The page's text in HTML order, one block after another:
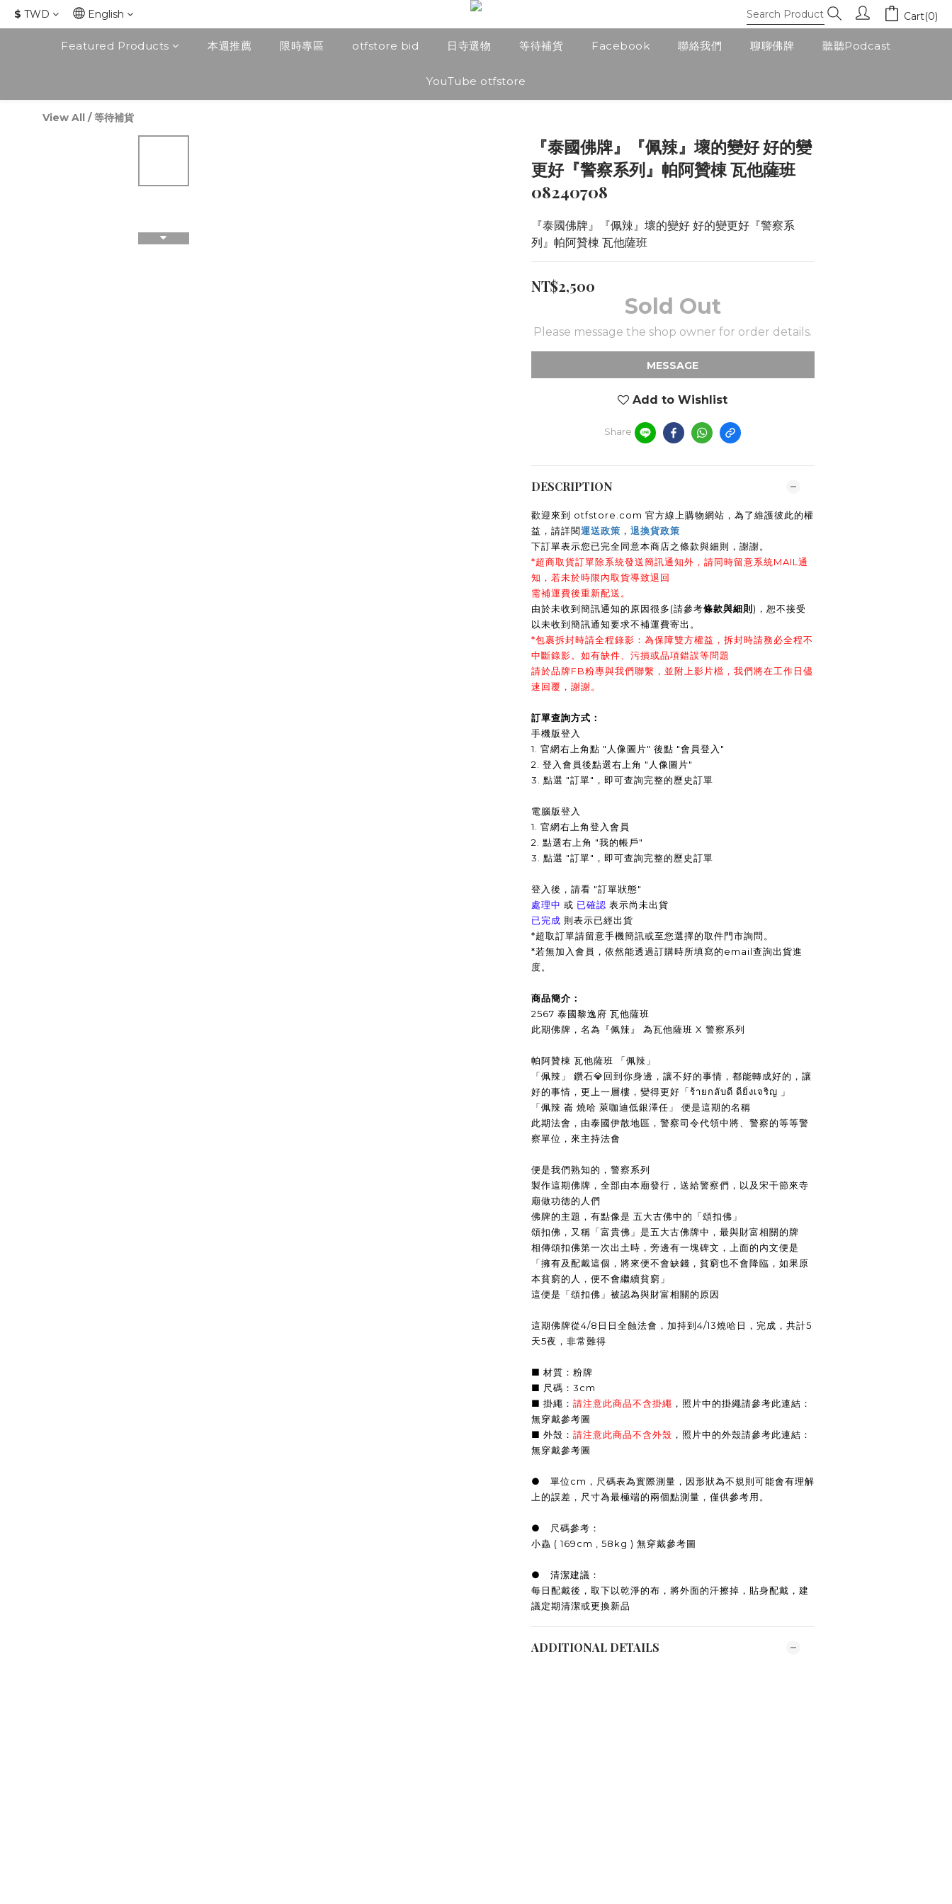
$ TWD English Cart(0)
Featured Products 本週推薦 限時專區 otfstore bid 日寺選物 等待補貨 Facebook 聯絡我們 聊聊佛牌 聽聽Podcast
YouTube otfstore
View All /等待補貨
『泰國佛牌』『佩辣』壞的變好 好的變
更好『警察系列』帕阿贊棟 瓦他薩班
08240708
『泰國佛牌』『佩辣』壞的變好 好的變更好『警察系
列』帕阿贊棟 瓦他薩班
NT$2,500
Sold Out
Please message the shop owner for order details.
MESSAGE
Add to Wishlist
Share
DESCRIPTION
歡迎來到 otfstore.com 官方線上購物網站，為了維護彼此的權
益，請詳閱運送政策 ， 退換貨政策
下訂單表示您已完全同意本商店之條款與細則，謝謝。
*超商取貨訂單除系統發送簡訊通知外，請同時留意系統MAIL通
知，若未於時限內取貨導致退回
需補運費後重新配送。
由於未收到簡訊通知的原因很多(請參考條款與細則 )，恕不接受
以未收到簡訊通知要求不補運費寄出。
*包裹拆封時請全程錄影：為保障雙方權益，拆封時請務必全程不
中斷錄影。如有缺件、污損或品項錯誤等問題
請於品牌FB粉專與我們聯繫，並附上影片檔，我們將在工作日儘
速回覆，謝謝。
訂單查詢方式：
手機版登入
1. 官網右上角點 "人像圖片" 後點 "會員登入"
2. 登入會員後點選右上角 "人像圖片"
3. 點選 "訂單"，即可查詢完整的歷史訂單
電腦版登入
1. 官網右上角登入會員
2. 點選右上角 "我的帳戶"
3. 點選 "訂單"，即可查詢完整的歷史訂單
登入後，請看 "訂單狀態"
處理中 或 已確認 表示尚未出貨
已完成 則表示已經出貨
*超取訂單請留意手機簡訊或至您選擇的取件門市詢問。
*若無加入會員，依然能透過訂購時所填寫的email查詢出貨進
度。
商品簡介：
2567 泰國黎逸府 瓦他薩班
此期佛牌，名為『佩辣』 為瓦他薩班 X 警察系列
帕阿贊棟 瓦他薩班 「佩辣」
「佩辣」 鑽石💎回到你身邊，讓不好的事情，都能轉成好的，讓
好的事情，更上一層樓，變得更好「ร้ายกลับดี ดียิ่งเจริญ 」
「佩辣 崙 燒哈 萊咖迪低銀澤任」 便是這期的名稱
此期法會，由泰國伊散地區，警察司令代領中將、警察的等等警
察單位，來主持法會
便是我們熟知的，警察系列
製作這期佛牌，全部由本廟發行，送給警察們，以及宋干節來寺
廟做功德的人們
佛牌的主題，有點像是 五大古佛中的「頌扣佛」
頌扣佛，又稱「富貴佛」是五大古佛牌中，最與財富相關的牌
相傳頌扣佛第一次出土時，旁邊有一塊碑文，上面的內文便是
「擁有及配戴這個，將來便不會缺錢，貧窮也不會降臨，如果原
本貧窮的人，便不會繼續貧窮」
這便是「頌扣佛」被認為與財富相關的原因
這期佛牌從4/8日日全蝕法會，加持到4/13燒哈日，完成，共計5
天5夜，非常難得
■ 材質：粉牌
■ 尺碼：3cm
■ 掛繩： 請注意此商品不含掛繩 ，照片中的掛繩請參考此連結：
無穿戴參考圖
■ 外殼： 請注意此商品不含外殼 ，照片中的外殼請參考此連結：
無穿戴參考圖
● 單位cm，尺碼表為實際測量，因形狀為不規則可能會有理解
上的誤差，尺寸為最極端的兩個點測量，僅供參考用。
● 尺碼參考：
小蟲 ( 169cm , 58kg ) 無穿戴參考圖
● 清潔建議：
每日配戴後，取下以乾淨的布，將外面的汗擦掉，貼身配戴，建
議定期清潔或更換新品
ADDITIONAL DETAILS